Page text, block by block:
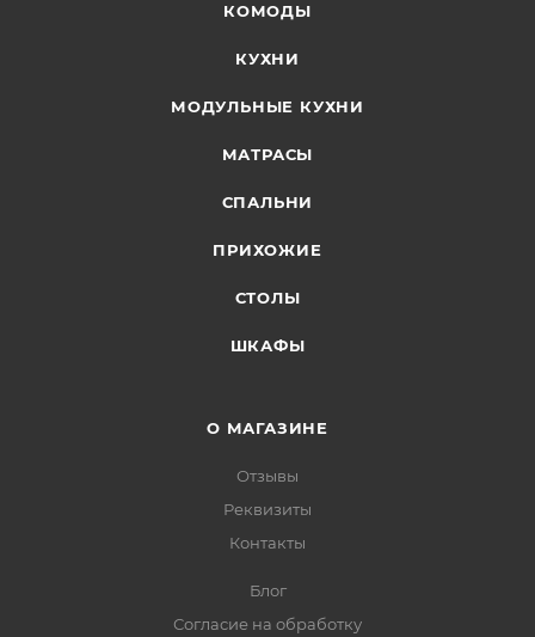
КОМОДЫ
КУХНИ
МОДУЛЬНЫЕ КУХНИ
МАТРАСЫ
СПАЛЬНИ
ПРИХОЖИЕ
СТОЛЫ
ШКАФЫ
О МАГАЗИНЕ
Отзывы
Реквизиты
Контакты
Блог
Согласие на обработку